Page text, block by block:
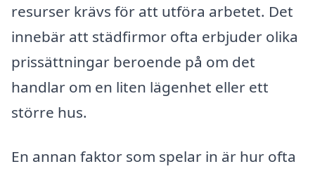
resurser krävs för att utföra arbetet. Det
innebär att städfirmor ofta erbjuder olika
prissättningar beroende på om det
handlar om en liten lägenhet eller ett
större hus.
En annan faktor som spelar in är hur ofta